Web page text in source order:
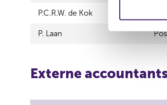
i
s
l
P.C.R.W. de Kok
P. Laan
Externe